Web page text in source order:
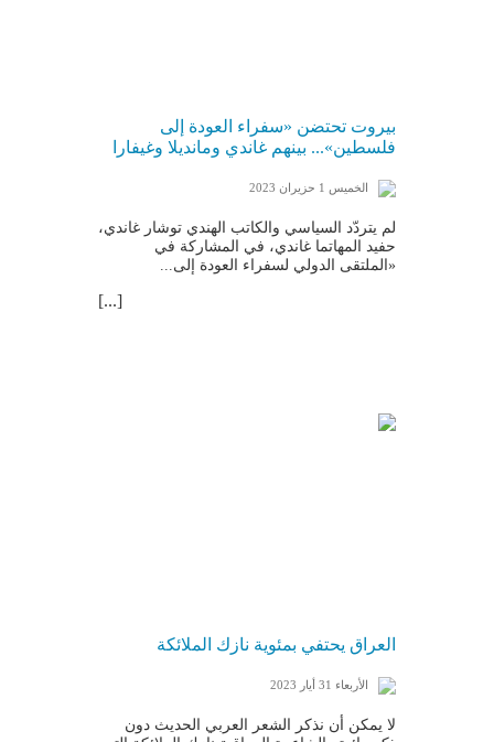
بيروت تحتضن «سفراء العودة إلى
فلسطين»... بينهم غاندي ومانديلا وغيفارا
الخميس 1 حزيران 2023
لم يتردّد السياسي والكاتب الهندي توشار غاندي،
حفيد المهاتما غاندي، في المشاركة في
«الملتقى الدولي لسفراء العودة إلى...
[...]
العراق يحتفي بمئوية نازك الملائكة
الأربعاء 31 أيار 2023
لا يمكن أن نذكر الشعر العربي الحديث دون